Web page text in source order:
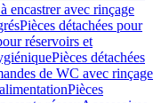
encastrer avec rinçage
Pièces détachées pour
réservoirs et
Pièces détachées
de WC avec rinçage
Pièces